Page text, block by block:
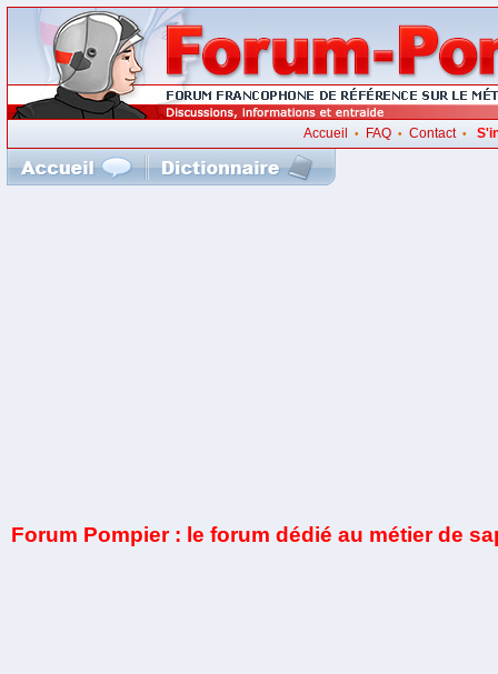
Accueil • FAQ •Contact•
Forum Pompier : le forum dédié au métier de